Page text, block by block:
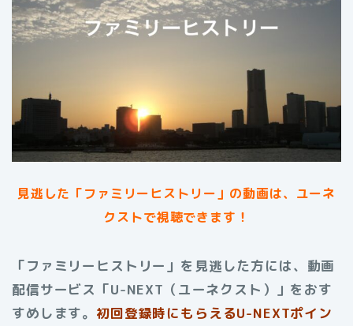
見逃した「ファミリーヒストリー」の動画は、ユーネ
クストで視聴できます！
「ファミリーヒストリー」を見逃した方には、動画
配信サービス「U-NEXT（ユーネクスト）」をおす
すめします。 初回登録時にもらえるU-NEXTポイン